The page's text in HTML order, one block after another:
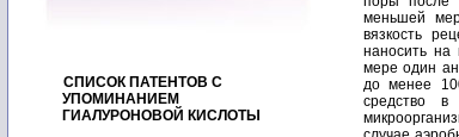
СПИСОК ПАТЕНТОВ С
УПОМИНАНИЕМ
ГИАЛУРОНОВОЙ КИСЛОТЫ